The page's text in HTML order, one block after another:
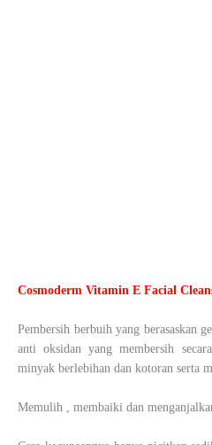
Cosmoderm Vitamin E Facial
Pembersih berbuih yang berasaskan
anti oksidan yang membersih
minyak berlebihan dan kotoran serta
Memulih , membaiki dan